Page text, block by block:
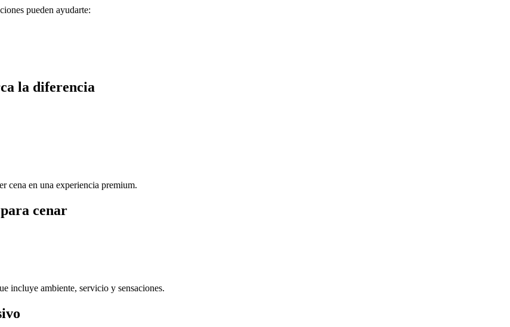
pueden ayudarte:
la diferencia
cena en una experiencia premium.
cenar
incluye ambiente, servicio y sensaciones.